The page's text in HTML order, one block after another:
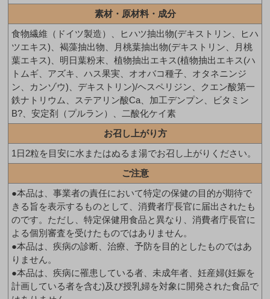
素材・原材料・成分
食物繊維（ドイツ製造）、ヒハツ抽出物(デキストリン、ヒハ
ツエキス)、褐藻抽出物、月桃葉抽出物(デキストリン、月桃
葉エキス)、明日葉粉末、植物抽出エキス(植物抽出エキス(ハ
トムギ、アズキ、ハス果実、オオバコ種子、オタネニンジ
ン、カンゾウ)、デキストリン)/ヘスペリジン、クエン酸第一
鉄ナトリウム、ステアリン酸Ca、加工デンプン、ビタミン
B?、安定剤（プルラン）、二酸化ケイ素
お召し上がり方
1日2粒を目安に水またはぬるま湯でお召し上がりください。
ご注意
●本品は、事業者の責任において特定の保健の目的が期待で
きる旨を表示するものとして、消費者庁長官に届出されたも
のです。ただし、特定保健用食品と異なり、消費者庁長官に
よる個別審査を受けたものではありません。
●本品は、疾病の診断、治療、予防を目的としたものではあ
りません。
●本品は、疾病に罹患している者、未成年者、妊産婦(妊娠を
計画している者を含む)及び授乳婦を対象に開発された食品で